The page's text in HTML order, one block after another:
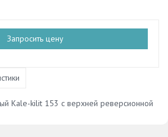
Запросить цену
Kale-kilit 153 с верхней реверсионной